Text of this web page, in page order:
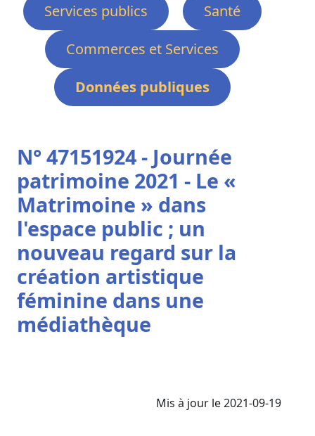
Services publics
Santé
Commerces et Services
Données publiques
N° 47151924 - Journée
patrimoine 2021 - Le «
Matrimoine » dans
l'espace public ; un
nouveau regard sur la
création artistique
féminine dans une
médiathèque
Mis à jour le 2021-09-19